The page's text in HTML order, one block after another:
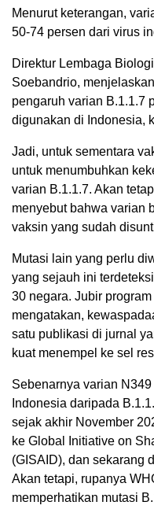
Menurut keterangan,
50-74 persen dari virus
Direktur Lembaga
Soebandrio,
pengaruh varian B.1.1.7
digunakan di Indonesia,
Jadi, untuk sementara
untuk menumbuhkan
varian B.1.1.7. Akan
menyebut bahwa varian
vaksin yang sudah
Mutasi lain yang perlu
yang sejauh ini
30 negara. Jubir
mengatakan,
satu publikasi di jurnal
kuat menempel ke sel
Sebenarnya varian
Indonesia daripada
sejak akhir November
ke Global Initiative on
(GISAID), dan sekarang
Akan tetapi, rupanya
memperhatikan mutasi